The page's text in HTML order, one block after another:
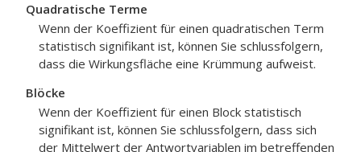
Quadratische Terme
Wenn der Koeffizient für einen quadratischen Term
statistisch signifikant ist, können Sie schlussfolgern,
dass die Wirkungsfläche eine Krümmung aufweist.
Blöcke
Wenn der Koeffizient für einen Block statistisch
signifikant ist, können Sie schlussfolgern, dass sich
der Mittelwert der Antwortvariablen im betreffenden